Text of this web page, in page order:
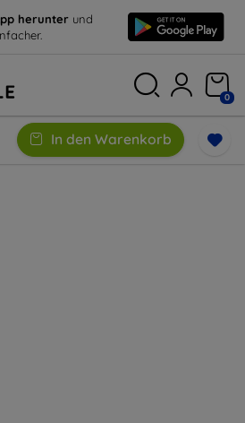
herunter und
0
In den Warenkorb